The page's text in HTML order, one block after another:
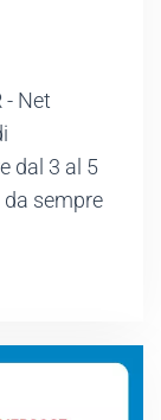
- Net
dal 3 al 5
sempre